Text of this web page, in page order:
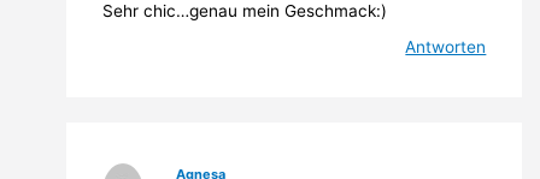
Sehr chic…genau mein Geschmack:)
Antworten
Agnesa